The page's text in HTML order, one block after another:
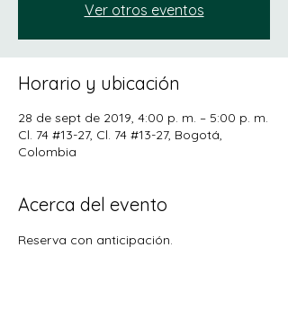
Ver otros eventos
Horario y ubicación
28 de sept de 2019, 4:00 p. m. – 5:00 p. m.
Cl. 74 #13-27, Cl. 74 #13-27, Bogotá,
Colombia
Acerca del evento
Reserva con anticipación.